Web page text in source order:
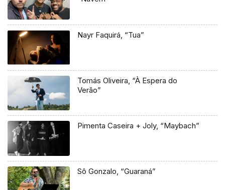
Nayr Faquirá, “Tua”
Tomás Oliveira, “À Espera do
Verão”
Pimenta Caseira + Joly, “Maybach”
Sô Gonzalo, “Guaraná”